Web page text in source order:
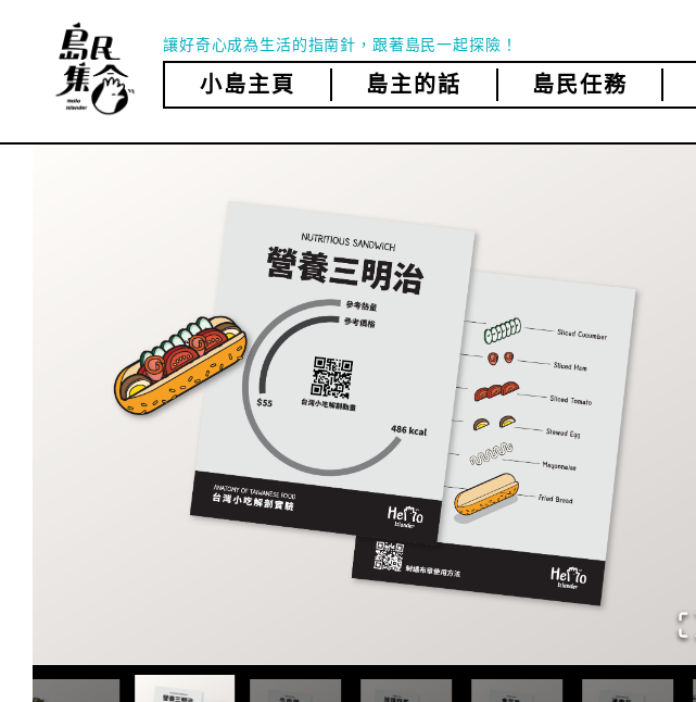
content
讓好奇心成為生活的指南針，跟著島民一起探險！
小島主頁 島主的話 島民任務